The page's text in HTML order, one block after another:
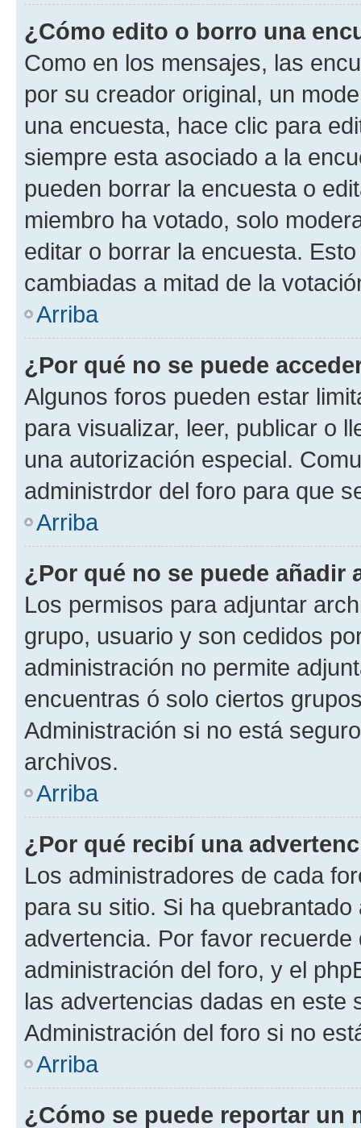
¿Cómo edito o borro una
Como en los mensajes, las
por su creador original, un
una encuesta, hace clic para
siempre esta asociado a la
pueden borrar la encuesta o
miembro ha votado, solo
editar o borrar la encuesta.
cambiadas a mitad de la
Arriba
¿Por qué no se puede
Algunos foros pueden estar
para visualizar, leer, publicar o
una autorización especial.
administrdor del foro para que
Arriba
¿Por qué no se puede añadir
Los permisos para adjuntar
grupo, usuario y son cedidos
administración no permite
encuentras ó solo ciertos
Administración si no está
archivos.
Arriba
¿Por qué recibí una
Los administradores de cada
para su sitio. Si ha
advertencia. Por favor
administración del foro, y el
las advertencias dadas en este
Administración del foro si no
Arriba
¿Cómo se puede reportar un